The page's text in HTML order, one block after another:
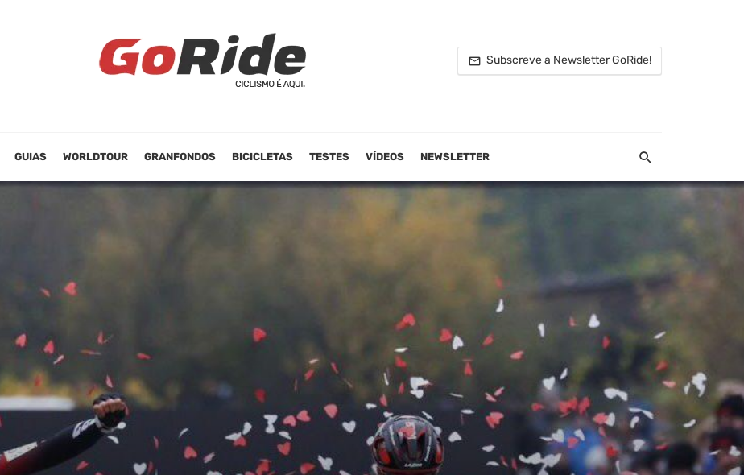
Subscreve a Newsletter GoRide!
GUIAS WORLDTOUR GRANFONDOS BICICLETAS TESTES VÍDEOS NEWSLETTER